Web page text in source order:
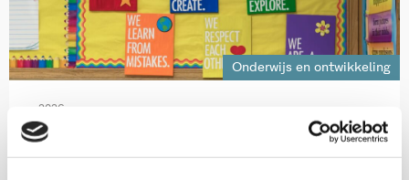
Onderwijs en ontwikkeling
2026
Burgerschapsonderwijs in ontwikkeling